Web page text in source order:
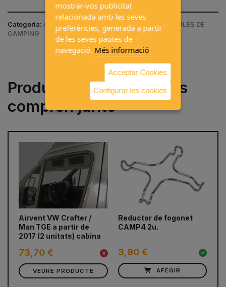
Categoria: ACCESSORIS DE CAMPING / CADIRES I TAULES DE
CAMPING
Productes que sovint es
compren junts
Airvent VW Crafter /
Man TGE a partir de
2017 (2 unitats) cabina
73,70 €
VEURE PRODUCTE
Reductor de fogonet
CAMP4 2u.
3,90 €
AFEGIR
prev
mostrar-vos publicitat
relacionada amb les seves
preferències, generada a partir
de les seves pautes de
navegació. Més informació
Acceptar Cookies
Configurar les cookies